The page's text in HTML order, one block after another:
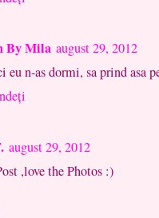
By Mila august 29, 2012
eu n-as dormi, sa prind asa
august 29, 2012
,love the Photos :)